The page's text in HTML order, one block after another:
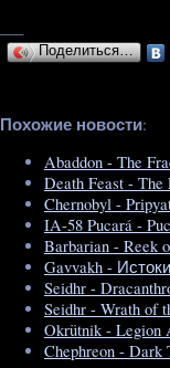
Поделиться…
Похожие новости:
Abaddon - The
Death Feast - The
Chernobyl -
IA-58 Pucará -
Barbarian - Reek
Gavvakh -
Seidhr -
Seidhr - Wrath of
Okrütnik - Legion
Chephreon - Dark